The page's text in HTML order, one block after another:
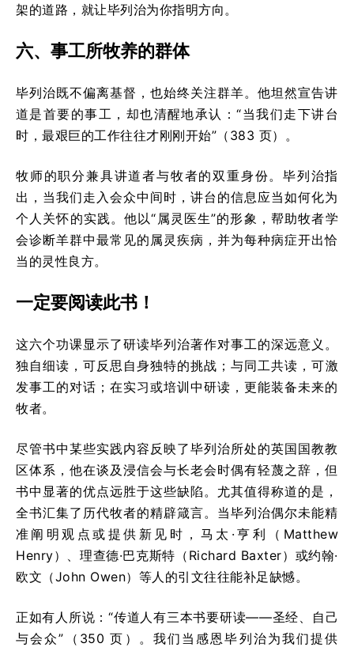
架的道路，就让毕列治为你指明方向。
六、事工所牧养的群体
毕列治既不偏离基督，也始终关注群羊。他坦然宣告讲
道是首要的事工，却也清醒地承认：“当我们走下讲台
时，最艰巨的工作往往才刚刚开始”（383 页）。
牧师的职分兼具讲道者与牧者的双重身份。毕列治指
出，当我们走入会众中间时，讲台的信息应当如何化为
个人关怀的实践。他以“属灵医生”的形象，帮助牧者学
会诊断羊群中最常见的属灵疾病，并为每种病症开出恰
当的灵性良方。
一定要阅读此书！
这六个功课显示了研读毕列治著作对事工的深远意义。
独自细读，可反思自身独特的挑战；与同工共读，可激
发事工的对话；在实习或培训中研读，更能装备未来的
牧者。
尽管书中某些实践内容反映了毕列治所处的英国国教教
区体系，他在谈及浸信会与长老会时偶有轻蔑之辞，但
书中显著的优点远胜于这些缺陷。尤其值得称道的是，
全书汇集了历代牧者的精辟箴言。当毕列治偶尔未能精
准阐明观点或提供新见时，马太·亨利（Matthew
Henry）、理查德·巴克斯特（Richard Baxter）或约翰·
欧文（John Owen）等人的引文往往能补足缺憾。
正如有人所说：“传道人有三本书要研读——圣经、自己
与会众”（350 页）。我们当感恩毕列治为我们提供